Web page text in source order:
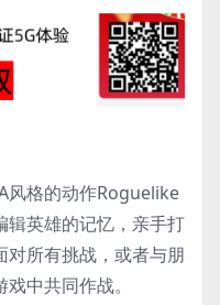
风格的动作Roguelike
辑英雄的记忆，亲手打
对所有挑战，或者与朋
中共同作战。